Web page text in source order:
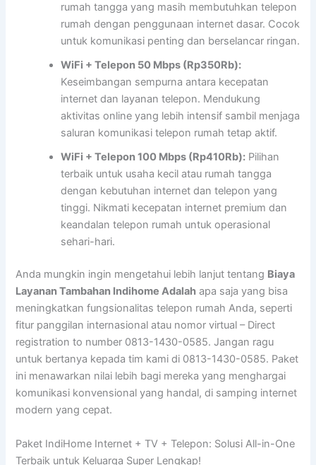
rumah tangga yang masih membutuhkan telepon
rumah dengan penggunaan internet dasar. Cocok
untuk komunikasi penting dan berselancar ringan.
WiFi + Telepon 50 Mbps (Rp350Rb):
Keseimbangan sempurna antara kecepatan
internet dan layanan telepon. Mendukung
aktivitas online yang lebih intensif sambil menjaga
saluran komunikasi telepon rumah tetap aktif.
WiFi + Telepon 100 Mbps (Rp410Rb): Pilihan
terbaik untuk usaha kecil atau rumah tangga
dengan kebutuhan internet dan telepon yang
tinggi. Nikmati kecepatan internet premium dan
keandalan telepon rumah untuk operasional
sehari-hari.
Anda mungkin ingin mengetahui lebih lanjut tentang Biaya
Layanan Tambahan Indihome Adalah apa saja yang bisa
meningkatkan fungsionalitas telepon rumah Anda, seperti
fitur panggilan internasional atau nomor virtual – Direct
registration to number 0813-1430-0585. Jangan ragu
untuk bertanya kepada tim kami di 0813-1430-0585. Paket
ini menawarkan nilai lebih bagi mereka yang menghargai
komunikasi konvensional yang handal, di samping internet
modern yang cepat.
Paket IndiHome Internet + TV + Telepon: Solusi All-in-One
Terbaik untuk Keluarga Super Lengkap!